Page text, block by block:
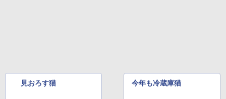
見おろす猫 今年も冷蔵庫猫